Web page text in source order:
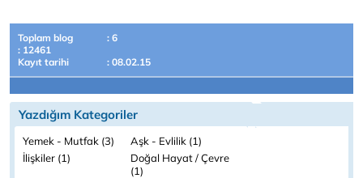
Toplam blog
: 6
: 12461
Kayıt tarihi
: 08.02.15
Yazdığım Kategoriler
Yemek - Mutfak (3)
Aşk - Evlilik (1)
İlişkiler (1)
Doğal Hayat / Çevre
(1)